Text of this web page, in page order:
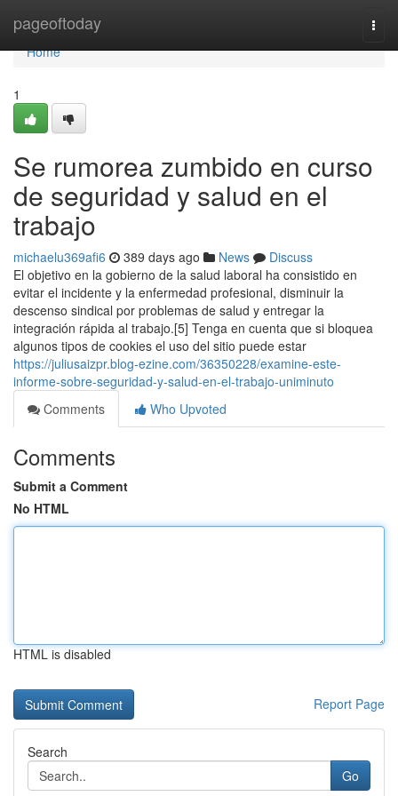
pageoftoday
Home
Home
1
Se rumorea zumbido en curso
de seguridad y salud en el
trabajo
michaelu369afi6 389 days ago News
Discuss
El objetivo en la gobierno de la salud laboral ha consistido en
evitar el incidente y la enfermedad profesional, disminuir la
descenso sindical por problemas de salud y entregar la
integración rápida al trabajo.[5]​ Tenga en cuenta que si bloquea
algunos tipos de cookies el uso del sitio puede estar
https://juliusaizpr.blog-ezine.com/36350228/examine-este-
informe-sobre-seguridad-y-salud-en-el-trabajo-uniminuto
Comments
Who Upvoted
Comments
Submit a Comment
No HTML
HTML is disabled
Report Page
Search
Go